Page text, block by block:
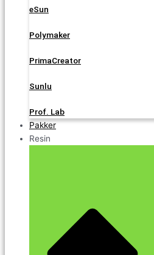
eSun
Polymaker
PrimaCreator
Sunlu
Prof. Lab
Pakker
Resin